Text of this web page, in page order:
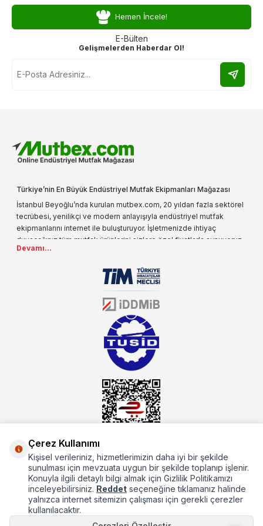
Hemen İncele!
E-Bülten
Gelişmelerden Haberdar Ol!
Türkiye’nin En Büyük Endüstriyel Mutfak Ekipmanları Mağazası
İstanbul Beyoğlu’nda kurulan mutbex.com, 20 yıldan fazla sektörel
tecrübesi, yenilikçi ve modern anlayışıyla endüstriyel mutfak
ekipmanlarını internet ile buluşturuyor. İşletmenizde ihtiyaç
duyacağınız tüm mutfak ürünlerini sizlere özel fiyatlarla sunuyoruz.
Endüstriyel mutfak malzemesi deyince akla gelen ilk adreslerden
sektörün farklı alanlarında da faliyet gösteren mutbex.com,
Öztiryakiler resmi bayisidir. Öztiryakiler ürünleri üzerinde büyük bir
donanıma sahip ekibi ile müşterilerine koşulsuz destek sunan
mutbex.com ile endüstriyel mutfak malzemeleri konusunda
alacağınız hizmet standartların her zaman üstünde olacaktır.
Devamı...
Hakkımızda
Hızlı Erişim
Popüler Kategoriler
Çerez Kullanımı
Kişisel verileriniz, hizmetlerimizin daha iyi bir şekilde
sunulması için mevzuata uygun bir şekilde toplanıp işlenir.
Konuyla ilgili detaylı bilgi almak için Gizlilik Politikamızı
inceleyebilirsiniz. Reddet seçeneğine tıklamanız halinde
yalnızca internet sitemizin çalışması için gerekli çerezler
kullanılacaktır.